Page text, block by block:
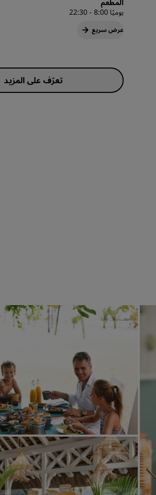
المطعم
يوميًا 8:00 - 22:30
عرض سريع
تعرّف على المزيد